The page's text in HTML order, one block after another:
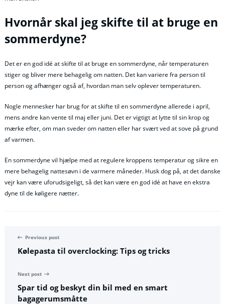
Hvornår skal jeg skifte til at bruge en
sommerdyne?
Det er en god idé at skifte til at bruge en sommerdyne, når temperaturen
stiger og bliver mere behagelig om natten. Det kan variere fra person til
person og afhænger også af, hvordan man selv oplever temperaturen.
Nogle mennesker har brug for at skifte til en sommerdyne allerede i april,
mens andre kan vente til maj eller juni. Det er vigtigt at lytte til sin krop og
mærke efter, om man sveder om natten eller har svært ved at sove på grund
af varmen.
En sommerdyne vil hjælpe med at regulere kroppens temperatur og sikre en
mere behagelig nattesøvn i de varmere måneder. Husk dog på, at det danske
vejr kan være uforudsigeligt, så det kan være en god idé at have en ekstra
dyne til de køligere nætter.
Previous post
Kølepasta til overclocking: Tips og tricks
Next post
Spar tid og beskyt din bil med en smart
bagagerumsmåtte